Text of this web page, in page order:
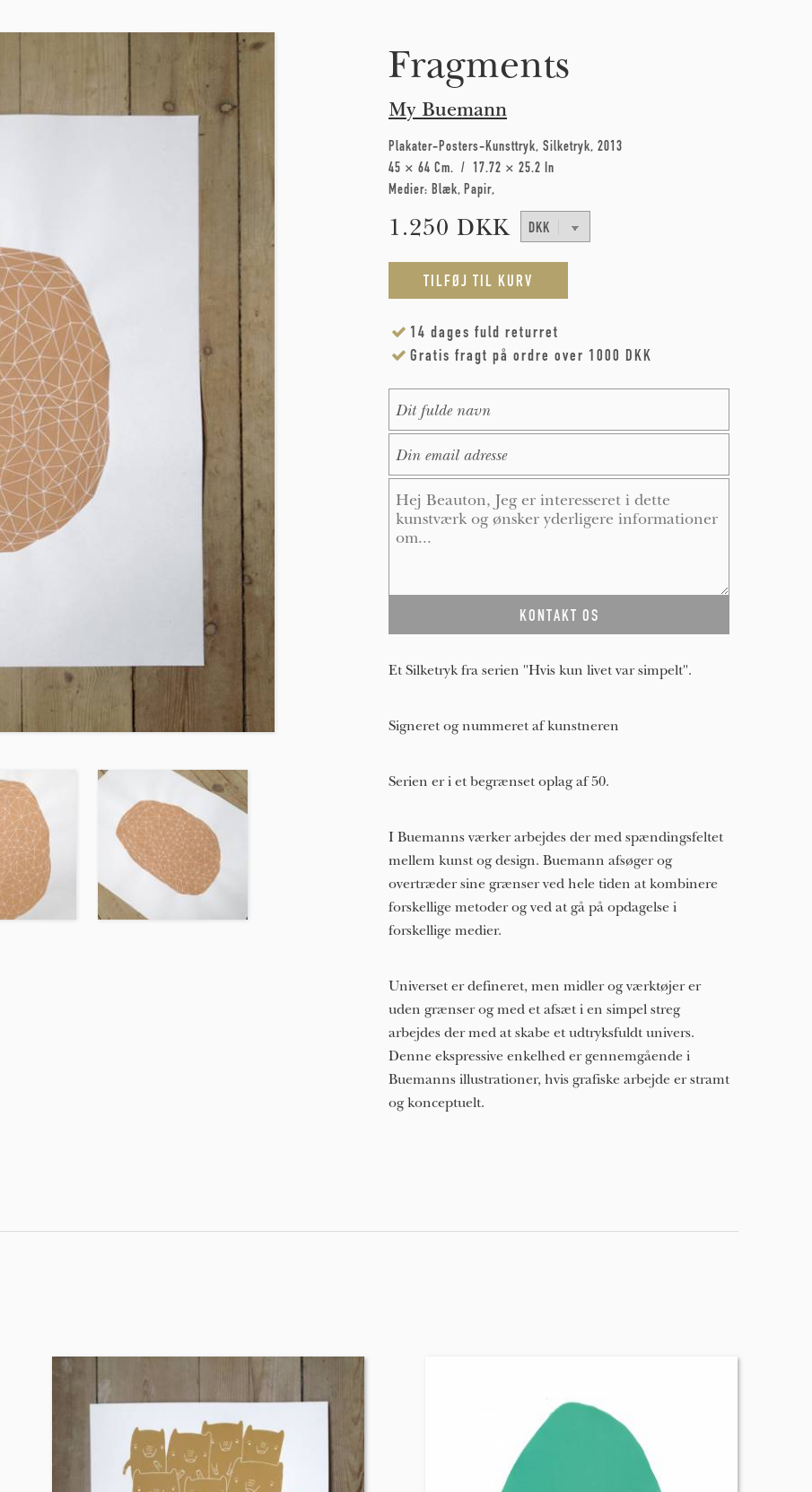
Fragments
My Buemann
Plakater-Posters-Kunsttryk Silketryk 2013
45 × 64 Cm
17.72 × 25.2 In
Medier: Blæk Papir
1.250 DKK
14 dages fuld returret
Gratis fragt på ordre over 1000 DKK
Et Silketryk fra serien "Hvis kun livet var simpelt".
Signeret og nummeret af kunstneren
Serien er i et begrænset oplag af 50.
I Buemanns værker arbejdes der med spændingsfeltet
mellem kunst og design. Buemann afsøger og
overtræder sine grænser ved hele tiden at kombinere
forskellige metoder og ved at gå på opdagelse i
forskellige medier.
Universet er defineret, men midler og værktøjer er
uden grænser og med et afsæt i en simpel streg
arbejdes der med at skabe et udtryksfuldt univers.
Denne ekspressive enkelhed er gennemgående i
Buemanns illustrationer, hvis grafiske arbejde er stramt
og konceptuelt.